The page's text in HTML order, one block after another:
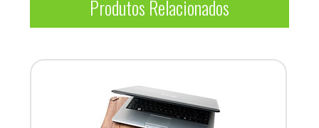
Produtos Relacionados